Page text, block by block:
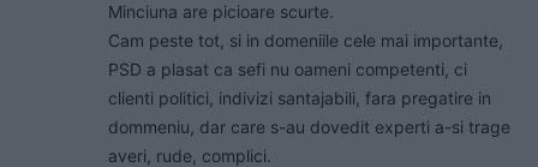
Minciuna are picioare scurte.
Cam peste tot, si in domeniile cele mai importante,
PSD a plasat ca sefi nu oameni competenti, ci
clienti politici, indivizi santajabili, fara pregatire in
dommeniu, dar care s-au dovedit experti a-si trage
averi, rude, complici.